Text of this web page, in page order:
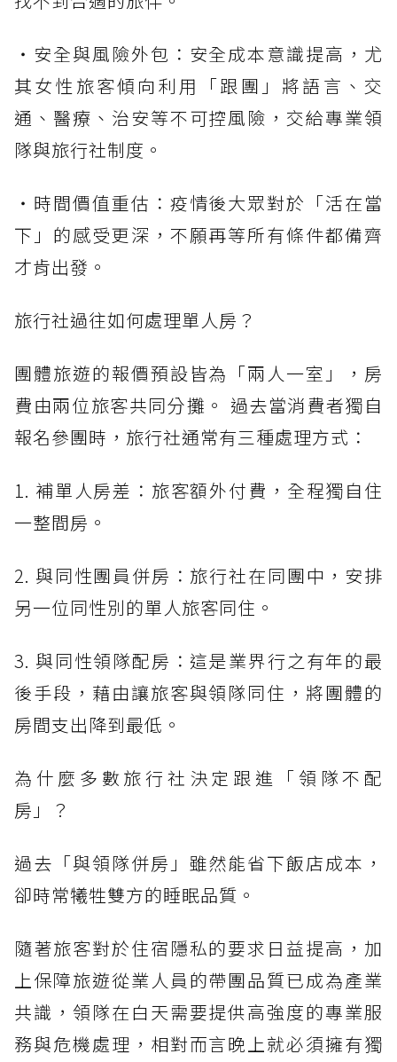
・安全與風險外包：安全成本意識提高，尤
其女性旅客傾向利用「跟團」將語言、交
通、醫療、治安等不可控風險，交給專業領
隊與旅行社制度。
・時間價值重估：疫情後大眾對於「活在當
下」的感受更深，不願再等所有條件都備齊
才肯出發。
旅行社過往如何處理單人房？
團體旅遊的報價預設皆為「兩人一室」，房
費由兩位旅客共同分攤。 過去當消費者獨自
報名參團時，旅行社通常有三種處理方式：
1. 補單人房差：旅客額外付費，全程獨自住
一整間房。
2. 與同性團員併房：旅行社在同團中，安排
另一位同性別的單人旅客同住。
3. 與同性領隊配房：這是業界行之有年的最
後手段，藉由讓旅客與領隊同住，將團體的
房間支出降到最低。
為什麼多數旅行社決定跟進「領隊不配
房」？
過去「與領隊併房」雖然能省下飯店成本，
卻時常犧牲雙方的睡眠品質。
隨著旅客對於住宿隱私的要求日益提高，加
上保障旅遊從業人員的帶團品質已成為產業
共識，領隊在白天需要提供高強度的專業服
務與危機處理，相對而言晚上就必須擁有獨